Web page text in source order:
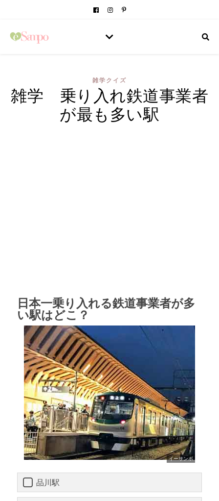
雑学クイズ
雑学 乗り入れ鉄道事業者
が最も多い駅
日本一乗り入れる鉄道事業者が多
い駅はどこ？
イーサンポ
品川駅